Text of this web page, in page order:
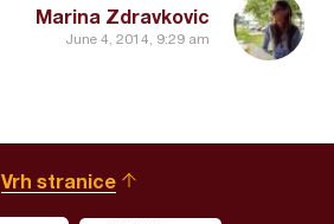
Marina Zdravkovic
June 4, 2014, 9:29 am
Vrh stranice